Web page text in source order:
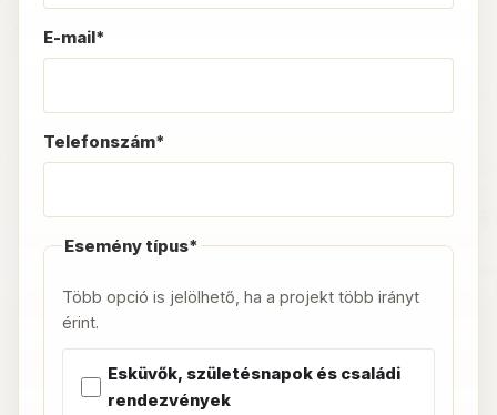
E-mail*
Telefonszám*
Esemény típus*
Több opció is jelölhető, ha a projekt több irányt
érint.
Esküvők, születésnapok és családi
rendezvények